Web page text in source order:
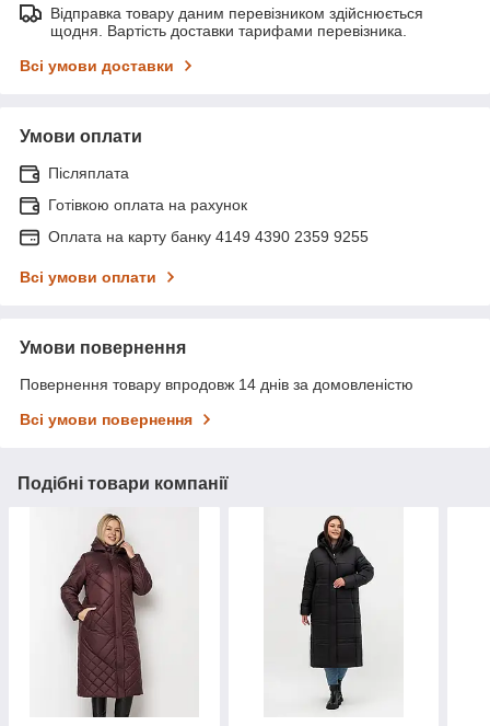
Відправка товару даним перевізником здійснюється
щодня. Вартість доставки тарифами перевізника.
Всі умови доставки
Умови оплати
Післяплата
Готівкою оплата на рахунок
Оплата на карту банку 4149 4390 2359 9255
Всі умови оплати
Умови повернення
Повернення товару впродовж 14 днів за домовленістю
Всі умови повернення
Подібні товари компанії